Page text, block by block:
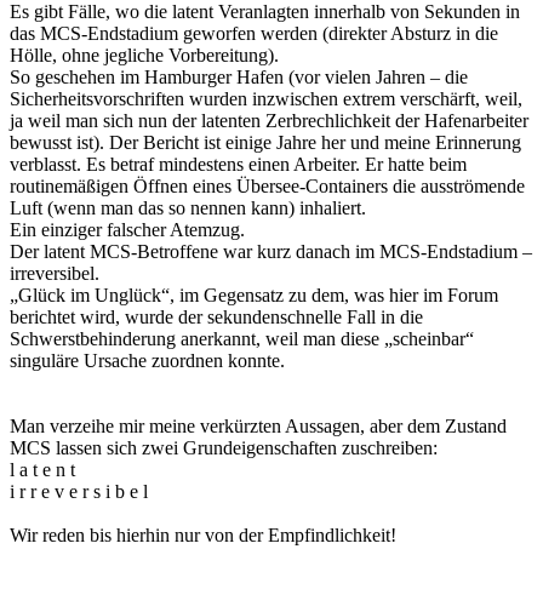
Es gibt Fälle, wo die latent Veranlagten innerhalb von Sekunden in
das MCS-Endstadium geworfen werden (direkter Absturz in die
Hölle, ohne jegliche Vorbereitung).
So geschehen im Hamburger Hafen (vor vielen Jahren – die
Sicherheitsvorschriften wurden inzwischen extrem verschärft, weil,
ja weil man sich nun der latenten Zerbrechlichkeit der Hafenarbeiter
bewusst ist). Der Bericht ist einige Jahre her und meine Erinnerung
verblasst. Es betraf mindestens einen Arbeiter. Er hatte beim
routinemäßigen Öffnen eines Übersee-Containers die ausströmende
Luft (wenn man das so nennen kann) inhaliert.
Ein einziger falscher Atemzug.
Der latent MCS-Betroffene war kurz danach im MCS-Endstadium –
irreversibel.
„Glück im Unglück“, im Gegensatz zu dem, was hier im Forum
berichtet wird, wurde der sekundenschnelle Fall in die
Schwerstbehinderung anerkannt, weil man diese „scheinbar“
singuläre Ursache zuordnen konnte.
Man verzeihe mir meine verkürzten Aussagen, aber dem Zustand
MCS lassen sich zwei Grundeigenschaften zuschreiben:
l a t e n t
i r r e v e r s i b e l
Wir reden bis hierhin nur von der Empfindlichkeit!